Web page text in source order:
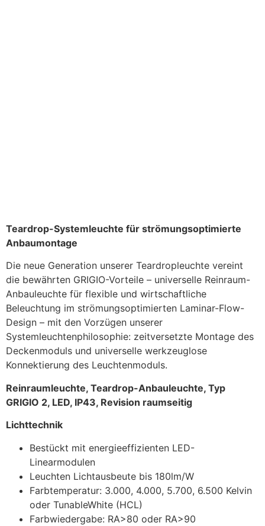
Teardrop-Systemleuchte für strömungsoptimierte
Anbaumontage
Die neue Generation unserer Teardropleuchte vereint
die bewährten GRIGIO-Vorteile – universelle Reinraum-
Anbauleuchte für flexible und wirtschaftliche
Beleuchtung im strömungsoptimierten Laminar-Flow-
Design – mit den Vorzügen unserer
Systemleuchtenphilosophie: zeitversetzte Montage des
Deckenmoduls und universelle werkzeuglose
Konnektierung des Leuchtenmoduls.
Reinraumleuchte, Teardrop-Anbauleuchte, Typ
GRIGIO 2, LED, IP43, Revision raumseitig
Lichttechnik
Bestückt mit energieeffizienten LED-
Linearmodulen
Leuchten Lichtausbeute bis 180lm/W
Farbtemperatur: 3.000, 4.000, 5.700, 6.500 Kelvin
oder TunableWhite (HCL)
Farbwiedergabe: RA>80 oder RA>90